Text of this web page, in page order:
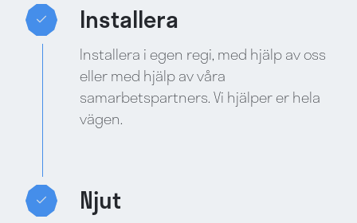
Installera
Installera i egen regi, med hjälp av oss
eller med hjälp av våra
samarbetspartners. Vi hjälper er hela
vägen.
Njut